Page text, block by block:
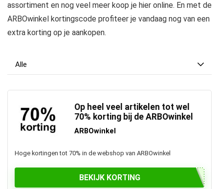
assortiment en nog veel meer koop je hier online. En met de
ARBOwinkel kortingscode profiteer je vandaag nog van een
extra korting op je aankopen.
Alle
Op heel veel artikelen tot wel
70% korting bij de ARBOwinkel
ARBOwinkel
Hoge kortingen tot 70% in de webshop van ARBOwinkel
BEKIJK KORTING